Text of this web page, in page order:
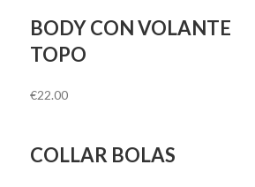
BODY CON VOLANTE
TOPO
€22.00
COLLAR BOLAS